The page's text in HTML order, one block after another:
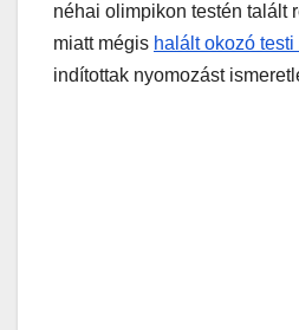
néhai olimpikon testén talált
miatt mégis halált okozó testi
indítottak nyomozást